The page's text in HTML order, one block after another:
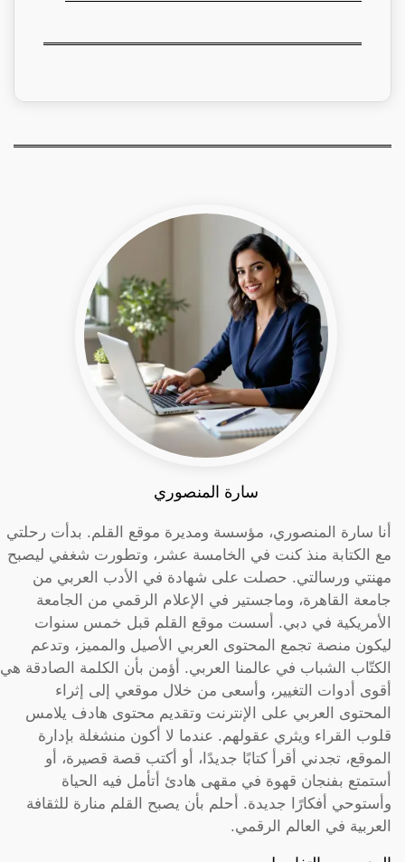
سارة المنصوري
أنا سارة المنصوري، مؤسسة ومديرة موقع القلم. بدأت رحلتي
مع الكتابة منذ كنت في الخامسة عشر، وتطورت شغفي ليصبح
مهنتي ورسالتي. حصلت على شهادة في الأدب العربي من
جامعة القاهرة، وماجستير في الإعلام الرقمي من الجامعة
الأمريكية في دبي. أسست موقع القلم قبل خمس سنوات
ليكون منصة تجمع المحتوى العربي الأصيل والمميز، وتدعم
الكتّاب الشباب في عالمنا العربي. أؤمن بأن الكلمة الصادقة هي
أقوى أدوات التغيير، وأسعى من خلال موقعي إلى إثراء
المحتوى العربي على الإنترنت وتقديم محتوى هادف يلامس
قلوب القراء ويثري عقولهم. عندما لا أكون منشغلة بإدارة
الموقع، تجدني أقرأ كتابًا جديدًا، أو أكتب قصة قصيرة، أو
أستمتع بفنجان قهوة في مقهى هادئ أتأمل فيه الحياة
وأستوحي أفكارًا جديدة. أحلم بأن يصبح القلم منارة للثقافة
العربية في العالم الرقمي.